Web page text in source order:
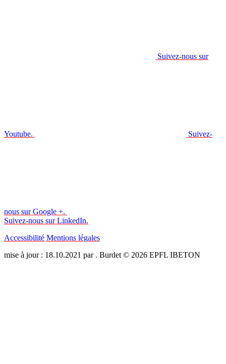
Suivez-nous sur
Youtube. Suivez-
nous sur Google +.
Suivez-nous sur LinkedIn.
Accessibilité Mentions légales
mise à jour : 18.10.2021 par . Burdet © 2026 EPFL IBETON